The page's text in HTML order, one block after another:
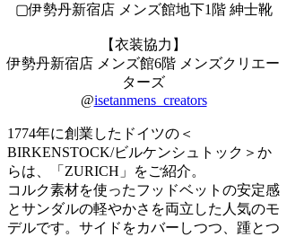
▢伊勢丹新宿店 メンズ館地下1階 紳士靴
【衣装協力】
伊勢丹新宿店 メンズ館6階 メンズクリエー
ターズ
@isetanmens_creators
1774年に創業したドイツの＜
BIRKENSTOCK/ビルケンシュトック＞か
らは、「ZURICH」をご紹介。
コルク素材を使ったフッドベットの安定感
とサンダルの軽やかさを両立した人気のモ
デルです。サイドをカバーしつつ、踵とつ